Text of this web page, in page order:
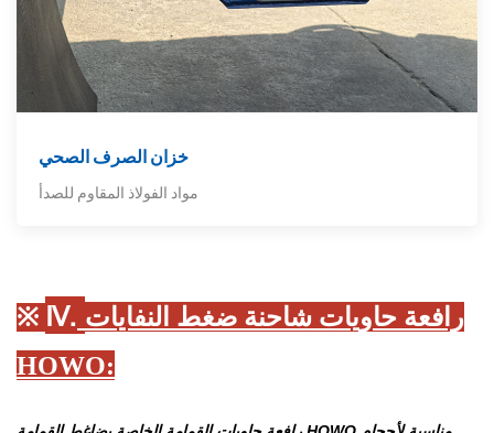
خزان الصرف الصحي
مواد الفولاذ المقاوم للصدأ
※ Ⅳ. رافعة حاويات شاحنة ضغط النفايات
HOWO: